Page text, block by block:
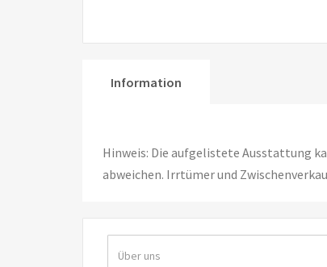
Information
Hinweis: Die aufgelistete Ausstattung
abweichen. Irrtümer und